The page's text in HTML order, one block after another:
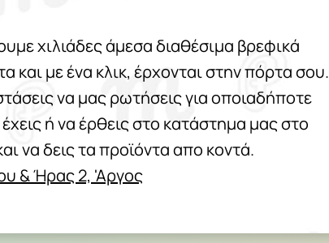
χιλιάδες άμεσα διαθέσιμα βρεφικά
και με ένα κλικ, έρχονται στην πόρτα σου.
να μας ρωτήσεις για οποιαδήποτε
ή να έρθεις στο κατάστημα μας στο
να δεις τα προϊόντα απο κοντά.
& Ήρας 2, 'Αργος